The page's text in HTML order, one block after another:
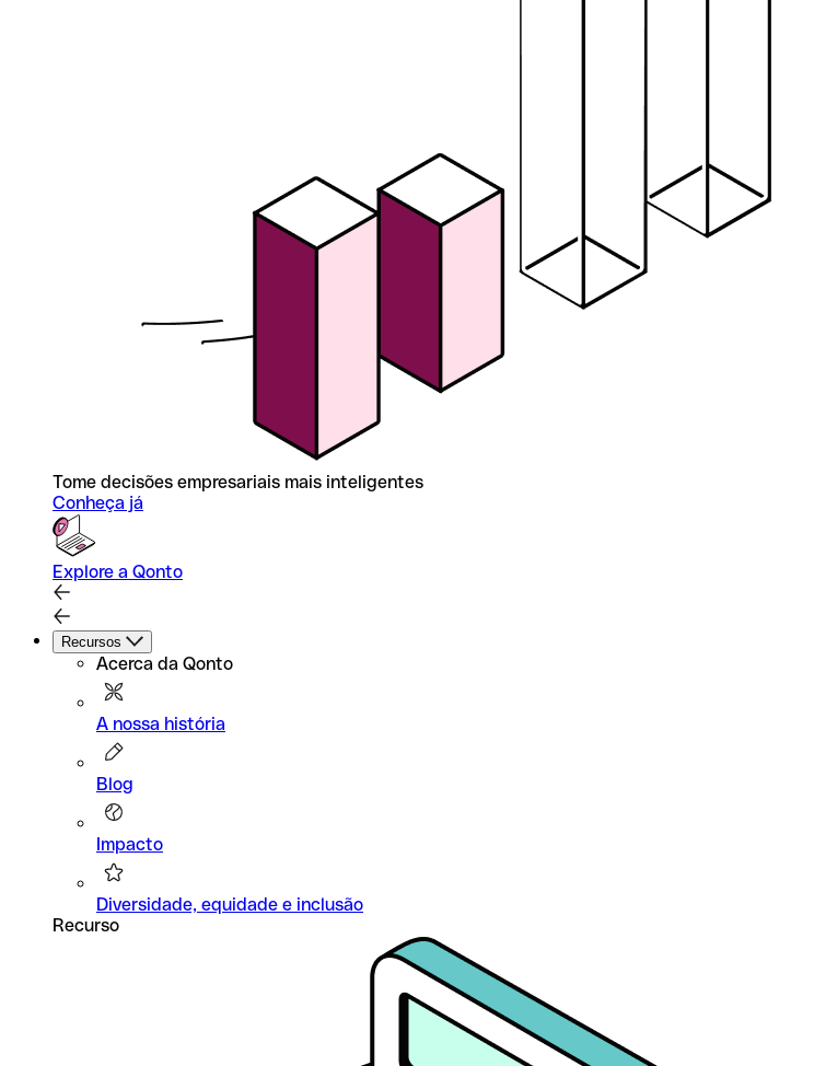
Tome decisões empresariais mais inteligentes
Conheça já
Explore a Qonto
Recursos
Acerca da Qonto
A nossa história
Blog
Impacto
Diversidade, equidade e inclusão
Recurso